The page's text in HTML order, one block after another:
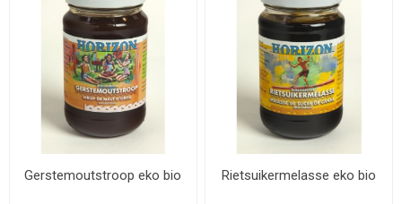
Gerstemoutstroop eko bio Rietsuikermelasse eko bio